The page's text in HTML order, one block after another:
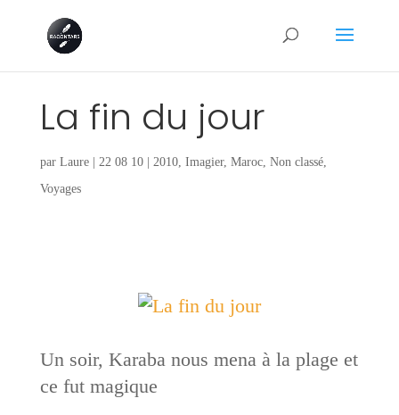
La fin du jour
par Laure| 22 08 10| 2010, Imagier, Maroc, Non classé,
Voyages
Un soir, Karaba nous mena à la plage et
ce fut magique